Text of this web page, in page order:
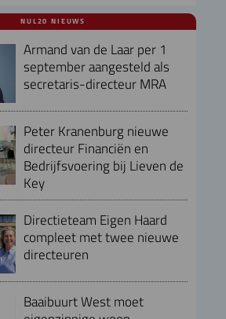
NUL20 NIEUWS
Armand van de Laar per 1
september aangesteld als
secretaris-directeur MRA
Peter Kranenburg nieuwe
directeur Financiën en
Bedrijfsvoering bij Lieven de
Key
Directieteam Eigen Haard
compleet met twee nieuwe
directeuren
Baaibuurt West moet